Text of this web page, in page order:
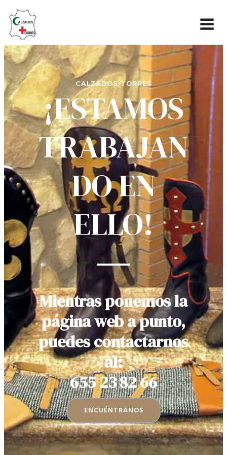
CALZADOS TORRES
¡ESTAMOS
TRABAJAN
DO EN
ELLO!
Mientras ponemos la
página web a punto,
puedes contactarnos
al:
655 23 82 66
ENCUÉNTRANOS